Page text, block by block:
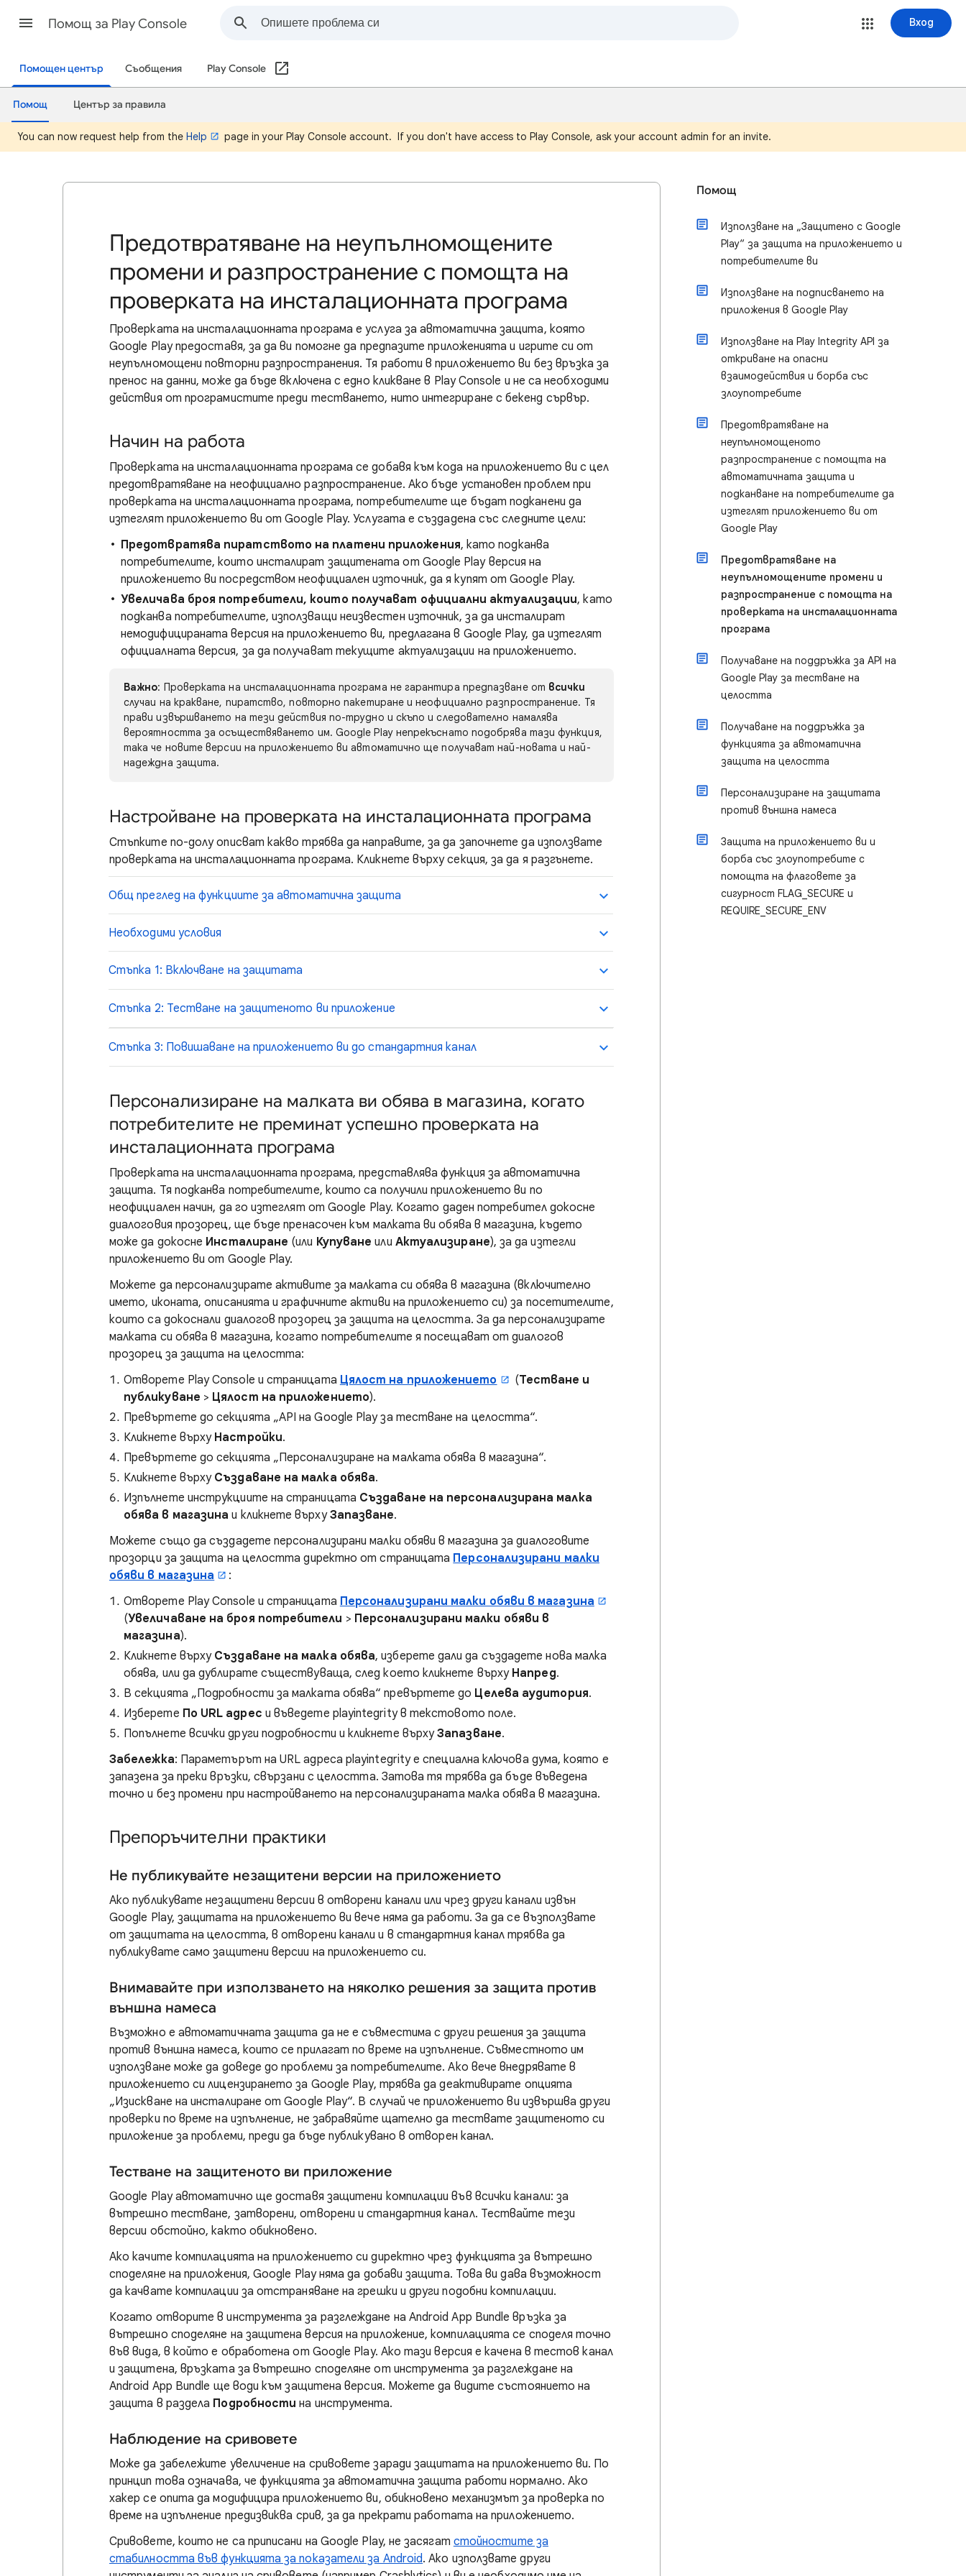
Помощ за Play Console Вход
Помощен център Съобщения Play Console
Помощ Център за правила
You can now request help from the Help page in your Play Console account. If you don't have access to Play Console, ask your account admin for an invite.
Предотвратяване на неупълномощените
промени и разпространение с помощта на
проверката на инсталационната програма
Проверката на инсталационната програма е услуга за автоматична защита, която
Google Play предоставя, за да ви помогне да предпазите приложенията и игрите си от
неупълномощени повторни разпространения. Тя работи в приложението ви без връзка за
пренос на данни, може да бъде включена с едно кликване в Play Console и не са необходими
действия от програмистите преди тестването, нито интегриране с бекенд сървър.
Начин на работа
Проверката на инсталационната програма се добавя към кода на приложението ви с цел
предотвратяване на неофициално разпространение. Ако бъде установен проблем при
проверката на инсталационната програма, потребителите ще бъдат подканени да
изтеглят приложението ви от Google Play. Услугата е създадена със следните цели:
Предотвратява пиратството на платени приложения, като подканва
потребителите, които инсталират защитената от Google Play версия на
приложението ви посредством неофициален източник, да я купят от Google Play.
Увеличава броя потребители, които получават официални актуализации, като
подканва потребителите, използващи неизвестен източник, за да инсталират
немодифицираната версия на приложението ви, предлагана в Google Play, да изтеглят
официалната версия, за да получават текущите актуализации на приложението.
Важно: Проверката на инсталационната програма не гарантира предпазване от всички
случаи на кракване, пиратство, повторно пакетиране и неофициално разпространение. Тя
прави извършването на тези действия по-трудно и скъпо и следователно намалява
вероятността за осъществяването им. Google Play непрекъснато подобрява тази функция,
така че новите версии на приложението ви автоматично ще получават най-новата и най-
надеждна защита.
Настройване на проверката на инсталационната програма
Стъпките по-долу описват какво трябва да направите, за да започнете да използвате
проверката на инсталационната програма. Кликнете върху секция, за да я разгънете.
Общ преглед на функциите за автоматична защита
Необходими условия
Стъпка 1: Включване на защитата
Стъпка 2: Тестване на защитеното ви приложение
Стъпка 3: Повишаване на приложението ви до стандартния канал
Персонализиране на малката ви обява в магазина, когато
потребителите не преминат успешно проверката на
инсталационната програма
Проверката на инсталационната програма, представлява функция за автоматична
защита. Тя подканва потребителите, които са получили приложението ви по
неофициален начин, да го изтеглят от Google Play. Когато даден потребител докосне
диалоговия прозорец, ще бъде пренасочен към малката ви обява в магазина, където
може да докосне Инсталиране (или Купуване или Актуализиране), за да изтегли
приложението ви от Google Play.
Можете да персонализирате активите за малката си обява в магазина (включително
името, иконата, описанията и графичните активи на приложението си) за посетителите,
които са докоснали диалогов прозорец за защита на целостта. За да персонализирате
малката си обява в магазина, когато потребителите я посещават от диалогов
прозорец за защита на целостта:
Отворете Play Console и страницата Цялост на приложението (Тестване и
публикуване > Цялост на приложението).
Превъртете до секцията „API на Google Play за тестване на целостта“.
Кликнете върху Настройки.
Превъртете до секцията „Персонализиране на малката обява в магазина“.
Кликнете върху Създаване на малка обява.
Изпълнете инструкциите на страницата Създаване на персонализирана малка
обява в магазина и кликнете върхуЗапазване.
Можете също да създадете персонализирани малки обяви в магазина за диалоговите
прозорци за защита на целостта директно от страницата Персонализирани малки
обяви в магазина
:
Отворете Play Console и страницата Персонализирани малки обяви в магазина
(Увеличаване на броя потребители > Персонализирани малки обяви в
магазина).
Кликнете върху Създаване на малка обява, изберете дали да създадете нова малка
обява, или да дублирате съществуваща, след което кликнете върху Напред.
В секцията „Подробности за малката обява“ превъртете до Целева аудитория.
Изберете По URL адрес и въведете playintegrity в текстовото поле.
Попълнете всички други подробности и кликнете върхуЗапазване.
Забележка: Параметърът на URL адреса playintegrity е специална ключова дума, която е
запазена за преки връзки, свързани с целостта. Затова тя трябва да бъде въведена
точно и без промени при настройването на персонализираната малка обява в магазина.
Препоръчителни практики
Не публикувайте незащитени версии на приложението
Ако публикувате незащитени версии в отворени канали или чрез други канали извън
Google Play, защитата на приложението ви вече няма да работи. За да се възползвате
от защитата на целостта, в отворени канали и в стандартния канал трябва да
публикувате само защитени версии на приложението си.
Внимавайте при използването на няколко решения за защита против
външна намеса
Възможно е автоматичната защита да не е съвместима с други решения за защита
против външна намеса, които се прилагат по време на изпълнение. Съвместното им
използване може да доведе до проблеми за потребителите. Ако вече внедрявате в
приложението си лицензирането за Google Play, трябва да деактивирате опцията
„Изискване на инсталиране от Google Play“. В случай че приложението ви извършва други
проверки по време на изпълнение, не забравяйте щателно да тествате защитеното си
приложение за проблеми, преди да бъде публикувано в отворен канал.
Тестване на защитеното ви приложение
Google Play автоматично ще доставя защитени компилации във всички канали: за
вътрешно тестване, затворени, отворени и стандартния канал. Тествайте тези
версии обстойно, както обикновено.
Ако качите компилацията на приложението си директно чрез функцията за вътрешно
споделяне на приложения, Google Play няма да добави защита. Това ви дава възможност
да качвате компилации за отстраняване на грешки и други подобни компилации.
Когато отворите в инструмента за разглеждане на Android App Bundle връзка за
вътрешно споделяне на защитена версия на приложение, компилацията се споделя точно
във вида, в който е обработена от Google Play. Ако тази версия е качена в тестов канал
и защитена, връзката за вътрешно споделяне от инструмента за разглеждане на
Android App Bundle ще води към защитена версия. Можете да видите състоянието на
защита в раздела Подробности на инструмента.
Наблюдение на сривовете
Може да забележите увеличение на сривовете заради защитата на приложението ви. По
принцип това означава, че функцията за автоматична защита работи нормално. Ако
хакер се опита да модифицира приложението ви, обикновено механизмът за проверка по
време на изпълнение предизвиква срив, за да прекрати работата на приложението.
Сривовете, които не са приписани на Google Play, не засягат стойностите за
стабилността във функцията за показатели за Android. Ако използвате други
Помощ
Използване на „Защитено с Google
Play“ за защита на приложението и
потребителите ви
Използване на подписването на
приложения в Google Play
Използване на Play Integrity API за
откриване на опасни
взаимодействия и борба със
злоупотребите
Предотвратяване на
неупълномощеното
разпространение с помощта на
автоматичната защита и
подканване на потребителите да
изтеглят приложението ви от
Google Play
Предотвратяване на
неупълномощените промени и
разпространение с помощта на
проверката на инсталационната
програма
Получаване на поддръжка за API на
Google Play за тестване на
целостта
Получаване на поддръжка за
функцията за автоматична
защита на целостта
Персонализиране на защитата
против външна намеса
Защита на приложението ви и
борба със злоупотребите с
помощта на флаговете за
сигурност FLAG_SECURE и
REQUIRE_SECURE_ENV